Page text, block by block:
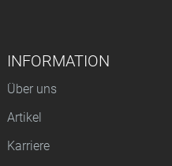
INFORMATION
Über uns
Artikel
Karriere